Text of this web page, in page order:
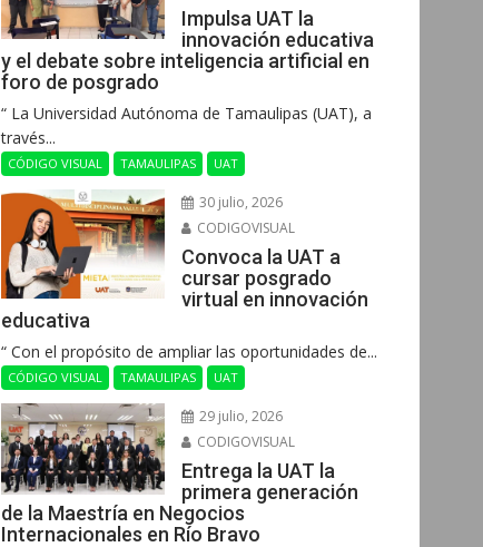
Impulsa UAT la
innovación educativa
y el debate sobre inteligencia artificial en
foro de posgrado
“ La Universidad Autónoma de Tamaulipas (UAT), a
través...
CÓDIGO VISUAL TAMAULIPAS UAT
30 julio, 2026
CODIGOVISUAL
Convoca la UAT a
cursar posgrado
virtual en innovación
educativa
“ Con el propósito de ampliar las oportunidades de...
CÓDIGO VISUAL TAMAULIPAS UAT
29 julio, 2026
CODIGOVISUAL
Entrega la UAT la
primera generación
de la Maestría en Negocios
Internacionales en Río Bravo